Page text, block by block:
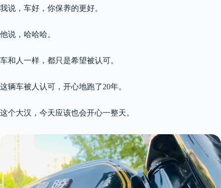
我说，车好，你保养的更好。
他说，哈哈哈。
车和人一样，都只是希望被认可。
这辆车被人认可，开心地跑了20年。
这个大汉，今天应该也会开心一整天。